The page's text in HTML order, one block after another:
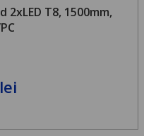
T8, 1500mm,
lei